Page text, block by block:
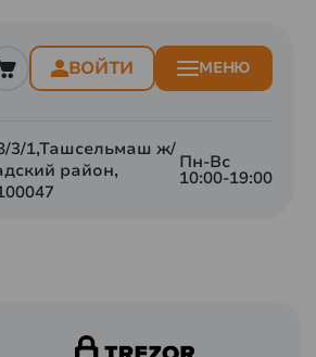
ВОЙТИ МЕНЮ
3/1,Ташсельмаш ж/
район,
Пн-Вс
10:00-19:00